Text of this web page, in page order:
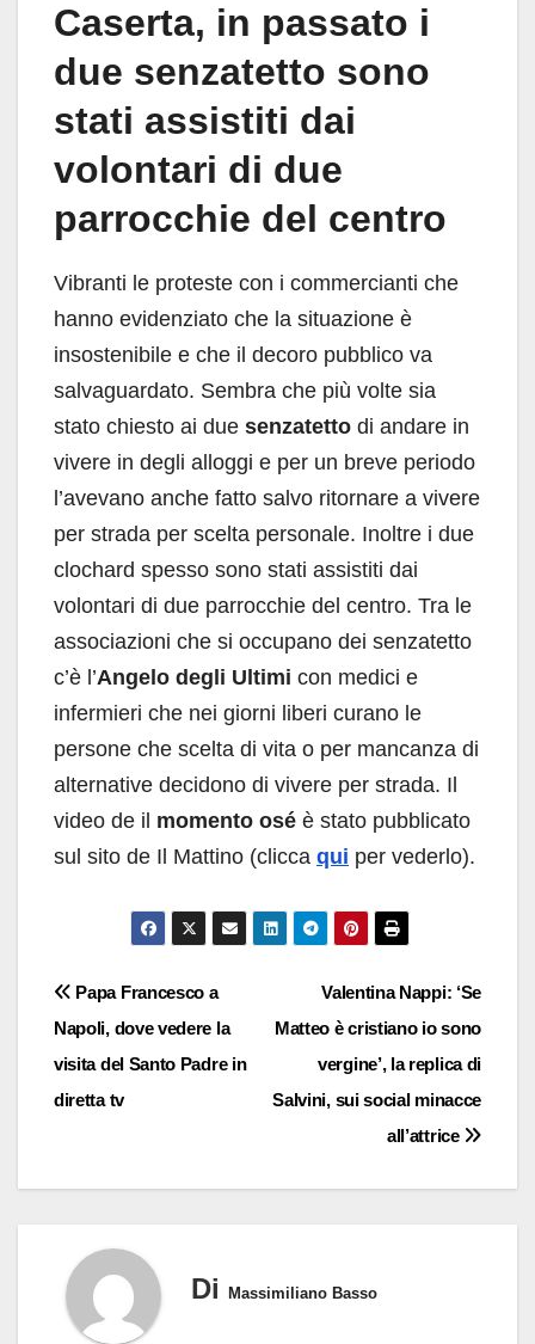
Caserta, in passato i
due senzatetto sono
stati assistiti dai
volontari di due
parrocchie del centro
Vibranti le proteste con i commercianti che
hanno evidenziato che la situazione è
insostenibile e che il decoro pubblico va
salvaguardato. Sembra che più volte sia
stato chiesto ai due senzatetto di andare in
vivere in degli alloggi e per un breve periodo
l’avevano anche fatto salvo ritornare a vivere
per strada per scelta personale. Inoltre i due
clochard spesso sono stati assistiti dai
volontari di due parrocchie del centro. Tra le
associazioni che si occupano dei senzatetto
c’è l’Angelo degli Ultimi con medici e
infermieri che nei giorni liberi curano le
persone che scelta di vita o per mancanza di
alternative decidono di vivere per strada. Il
video de il momento osé è stato pubblicato
sul sito de Il Mattino (clicca qui per vederlo).
Navigazione
articoli
Valentina Nappi: ‘Se
Matteo è cristiano io sono
vergine’, la replica di
Salvini, sui social minacce
all’attrice
Papa Francesco a
Napoli, dove vedere la
visita del Santo Padre in
diretta tv
Di Massimiliano Basso